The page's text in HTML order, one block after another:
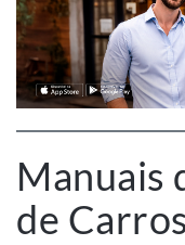
Manuais
de